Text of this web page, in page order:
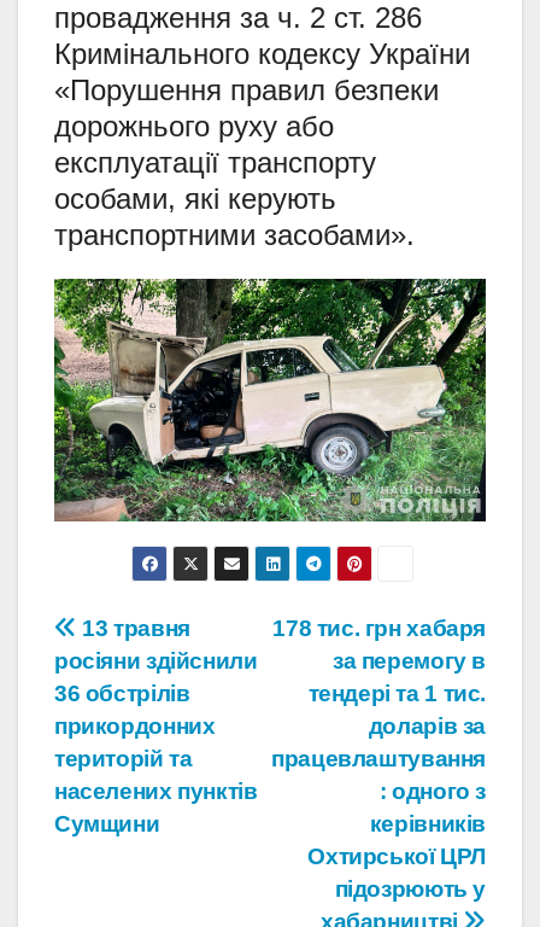
провадження за ч. 2 ст. 286
Кримінального кодексу України
«Порушення правил безпеки
дорожнього руху або
експлуатації транспорту
особами, які керують
транспортними засобами».
Навігація
записів
178 тис. грн хабаря
за перемогу в
тендері та 1 тис.
доларів за
працевлаштування
: одного з
керівників
Охтирської ЦРЛ
підозрюють у
13 травня
росіяни здійснили
36 обстрілів
прикордонних
територій та
населених пунктів
Сумщини